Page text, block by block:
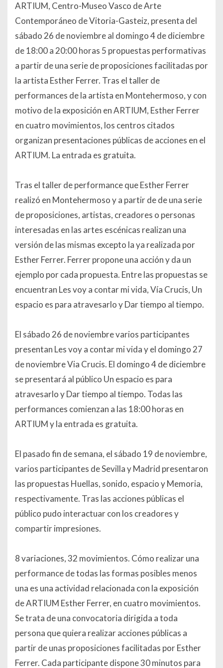
ARTIUM, Centro-Museo Vasco de Arte
Contemporáneo de Vitoria-Gasteiz, presenta del
sábado 26 de noviembre al domingo 4 de diciembre
de 18:00 a 20:00 horas 5 propuestas performativas
a partir de una serie de proposiciones facilitadas por
la artista Esther Ferrer. Tras el taller de
performances de la artista en Montehermoso, y con
motivo de la exposición en ARTIUM, Esther Ferrer
en cuatro movimientos, los centros citados
organizan presentaciones públicas de acciones en el
ARTIUM. La entrada es gratuita.
Tras el taller de performance que Esther Ferrer
realizó en Montehermoso y a partir de de una serie
de proposiciones, artistas, creadores o personas
interesadas en las artes escénicas realizan una
versión de las mismas excepto la ya realizada por
Esther Ferrer. Ferrer propone una acción y da un
ejemplo por cada propuesta. Entre las propuestas se
encuentran Les voy a contar mi vida, Vía Crucis, Un
espacio es para atravesarlo y Dar tiempo al tiempo.
El sábado 26 de noviembre varios participantes
presentan Les voy a contar mi vida y el domingo 27
de noviembre Via Crucis. El domingo 4 de diciembre
se presentará al público Un espacio es para
atravesarlo y Dar tiempo al tiempo. Todas las
performances comienzan a las 18:00 horas en
ARTIUM y la entrada es gratuita.
El pasado fin de semana, el sábado 19 de noviembre,
varios participantes de Sevilla y Madrid presentaron
las propuestas Huellas, sonido, espacio y Memoria,
respectivamente. Tras las acciones públicas el
público pudo interactuar con los creadores y
compartir impresiones.
8 variaciones, 32 movimientos. Cómo realizar una
performance de todas las formas posibles menos
una es una actividad relacionada con la exposición
de ARTIUM Esther Ferrer, en cuatro movimientos.
Se trata de una convocatoria dirigida a toda
persona que quiera realizar acciones públicas a
partir de unas proposiciones facilitadas por Esther
Ferrer. Cada participante dispone 30 minutos para